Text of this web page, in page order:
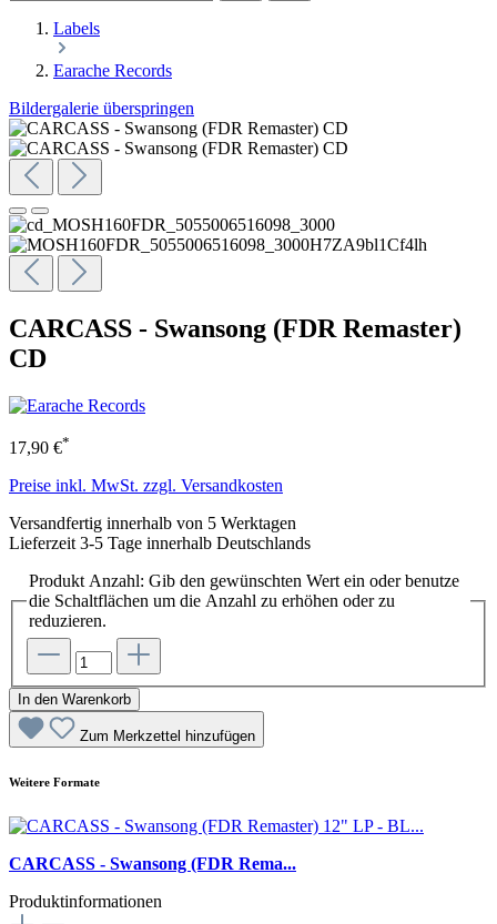
Labels
Earache Records
Bildergalerie überspringen
CARCASS - Swansong (FDR Remaster)
CD
17,90 €*
Preise inkl. MwSt. zzgl. Versandkosten
Versandfertig innerhalb von 5 Werktagen
Lieferzeit 3-5 Tage innerhalb Deutschlands
Produkt Anzahl: Gib den gewünschten Wert ein oder benutze
die Schaltflächen um die Anzahl zu erhöhen oder zu
reduzieren.
In den Warenkorb
Zum Merkzettel hinzufügen
Weitere Formate
CARCASS - Swansong (FDR Rema...
Produktinformationen